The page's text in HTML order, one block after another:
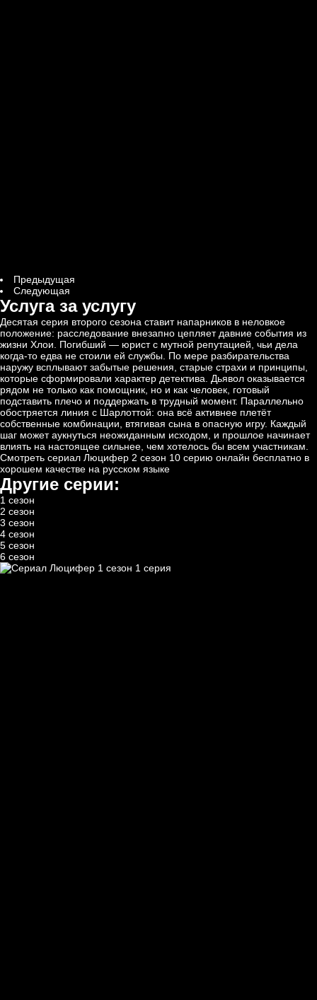
Предыдущая
Следующая
Услуга за услугу
Десятая серия второго сезона ставит напарников в неловкое
положение: расследование внезапно цепляет давние события из
жизни Хлои. Погибший — юрист с мутной репутацией, чьи дела
когда-то едва не стоили ей службы. По мере разбирательства
наружу всплывают забытые решения, старые страхи и принципы,
которые сформировали характер детектива. Дьявол оказывается
рядом не только как помощник, но и как человек, готовый
подставить плечо и поддержать в трудный момент. Параллельно
обостряется линия с Шарлоттой: она всё активнее плетёт
собственные комбинации, втягивая сына в опасную игру. Каждый
шаг может аукнуться неожиданным исходом, и прошлое начинает
влиять на настоящее сильнее, чем хотелось бы всем участникам.
Смотреть сериал Люцифер 2 сезон 10 серию онлайн бесплатно в
хорошем качестве на русском языке
Другие серии:
1 сезон
2 сезон
3 сезон
4 сезон
5 сезон
6 сезон